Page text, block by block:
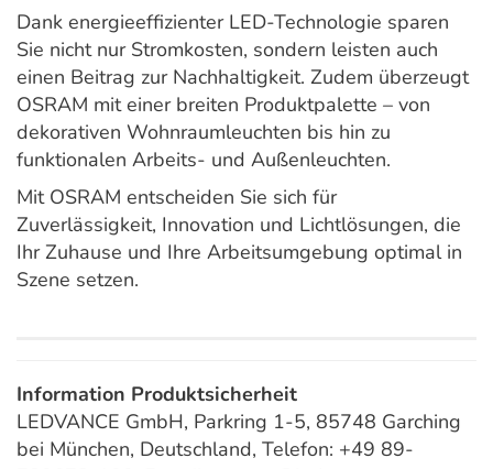
Dank energieeffizienter LED-Technologie sparen
Sie nicht nur Stromkosten, sondern leisten auch
einen Beitrag zur Nachhaltigkeit. Zudem überzeugt
OSRAM mit einer breiten Produktpalette – von
dekorativen Wohnraumleuchten bis hin zu
funktionalen Arbeits- und Außenleuchten.
Mit OSRAM entscheiden Sie sich für
Zuverlässigkeit, Innovation und Lichtlösungen, die
Ihr Zuhause und Ihre Arbeitsumgebung optimal in
Szene setzen.
Information Produktsicherheit
LEDVANCE GmbH, Parkring 1-5, 85748 Garching
bei München, Deutschland, Telefon: +49 89-